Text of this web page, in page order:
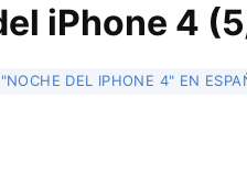
iPhone 4
DEL IPHONE 4" EN